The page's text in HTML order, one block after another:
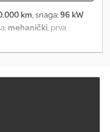
DIMENZIJE: D
850 kg
Master
km, snaga:96 kW
mehanički, prva